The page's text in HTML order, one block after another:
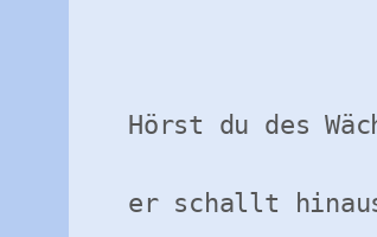
Hörst du des
er schallt